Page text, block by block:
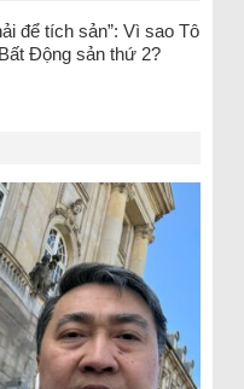
để tích sản”: Vì sao Tô
Động sản thứ 2?